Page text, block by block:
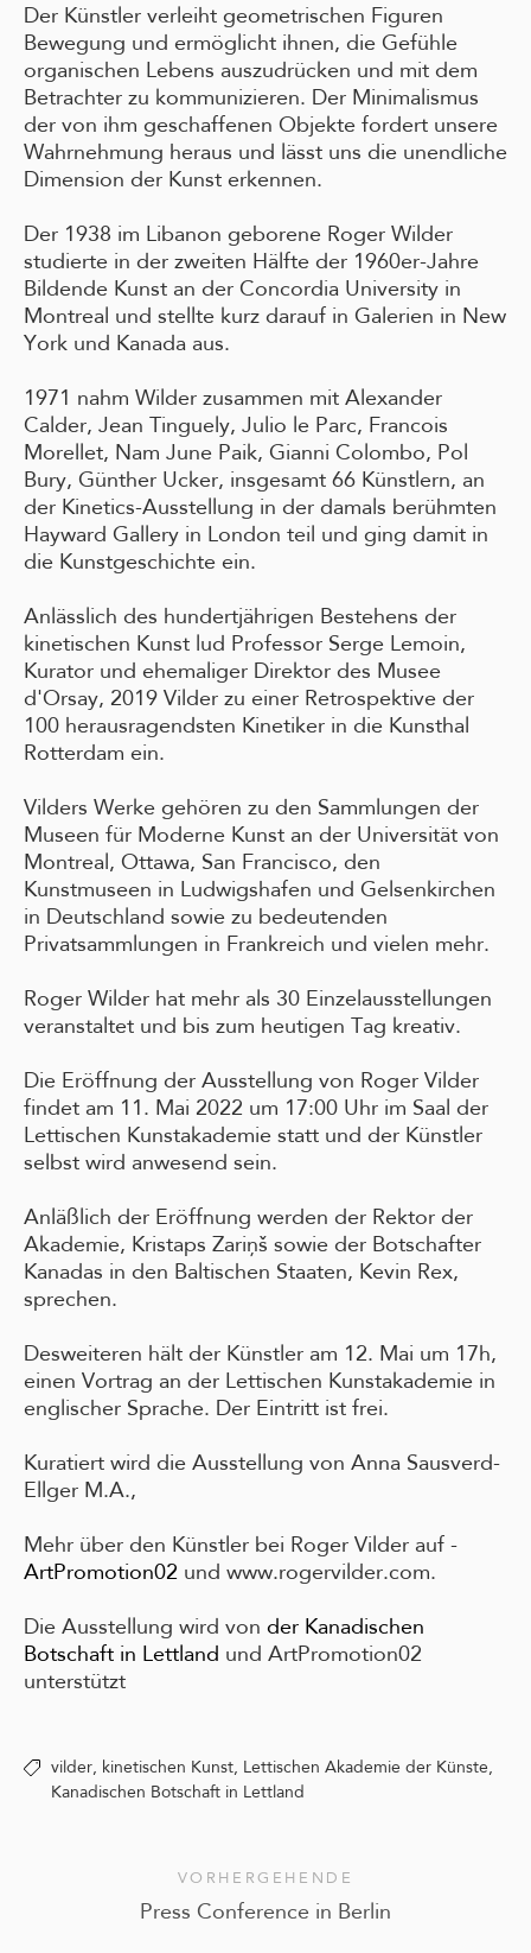
Der Künstler verleiht geometrischen Figuren
Bewegung und ermöglicht ihnen, die Gefühle
organischen Lebens auszudrücken und mit dem
Betrachter zu kommunizieren. Der Minimalismus
der von ihm geschaffenen Objekte fordert unsere
Wahrnehmung heraus und lässt uns die unendliche
Dimension der Kunst erkennen.
Der 1938 im Libanon geborene Roger Wilder
studierte in der zweiten Hälfte der 1960er-Jahre
Bildende Kunst an der Concordia University in
Montreal und stellte kurz darauf in Galerien in New
York und Kanada aus.
1971 nahm Wilder zusammen mit Alexander
Calder, Jean Tinguely, Julio le Parc, Francois
Morellet, Nam June Paik, Gianni Colombo, Pol
Bury, Günther Ucker, insgesamt 66 Künstlern, an
der Kinetics-Ausstellung in der damals berühmten
Hayward Gallery in London teil und ging damit in
die Kunstgeschichte ein.
Anlässlich des hundertjährigen Bestehens der
kinetischen Kunst lud Professor Serge Lemoin,
Kurator und ehemaliger Direktor des Musee
d'Orsay, 2019 Vilder zu einer Retrospektive der
100 herausragendsten Kinetiker in die Kunsthal
Rotterdam ein.
Vilders Werke gehören zu den Sammlungen der
Museen für Moderne Kunst an der Universität von
Montreal, Ottawa, San Francisco, den
Kunstmuseen in Ludwigshafen und Gelsenkirchen
in Deutschland sowie zu bedeutenden
Privatsammlungen in Frankreich und vielen mehr.
Roger Wilder hat mehr als 30 Einzelausstellungen
veranstaltet und bis zum heutigen Tag kreativ.
Die Eröffnung der Ausstellung von Roger Vilder
findet am 11. Mai 2022 um 17:00 Uhr im Saal der
Lettischen Kunstakademie statt und der Künstler
selbst wird anwesend sein.
Anläßlich der Eröffnung werden der Rektor der
Akademie, Kristaps Zariņš sowie der Botschafter
Kanadas in den Baltischen Staaten, Kevin Rex,
sprechen.
Desweiteren hält der Künstler am 12. Mai um 17h,
einen Vortrag an der Lettischen Kunstakademie in
englischer Sprache. Der Eintritt ist frei.
Kuratiert wird die Ausstellung von Anna Sausverd-
Ellger M.A.,
Mehr über den Künstler bei Roger Vilder auf -
ArtPromotion02 und www.rogervilder.com.
Die Ausstellung wird von der Kanadischen
Botschaft in Lettland und ArtPromotion02
unterstützt
vilder, kinetischen Kunst, Lettischen Akademie der Künste,
Kanadischen Botschaft in Lettland
VORHERGEHENDE
Press Conference in Berlin